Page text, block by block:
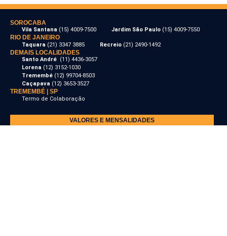
SOROCABA
Vila Santana (15) 4009-7500 Jardim São Paulo (15) 4009-7550
RIO DE JANEIRO
Taquara (21) 3347 3885 Recreio (21) 2490-1492
DEMAIS LOCALIDADES
Santo André (11) 4436-3057
Lorena (12) 3152-1030
Tremembé (12) 99704-8503
Caçapava (12) 3653-3527
TREMEMBÉ | SP
Termo de Colaboração
VALORES E MENSALIDADES